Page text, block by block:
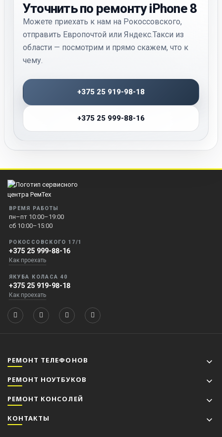
Уточнить по ремонту iPhone 8
Можете приехать к нам на Рокоссовского,
отправить Европочтой или Яндекс.Такси из
области — посмотрим и прямо скажем, что к
чему.
+375 25 919-98-18
+375 25 999-88-16
ВРЕМЯ РАБОТЫ
пн–пт 10:00–19:00
сб 10:00–15:00
РОКОССОВСКОГО 17/1
+375 25 999-88-16
Как проехать
ЯКУБА КОЛАСА 40
+375 25 919-98-18
Как проехать
РЕМОНТ ТЕЛЕФОНОВ
РЕМОНТ НОУТБУКОВ
РЕМОНТ КОНСОЛЕЙ
КОНТАКТЫ